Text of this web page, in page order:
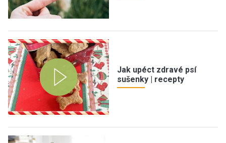
Jak upéct zdravé psí
sušenky | recepty